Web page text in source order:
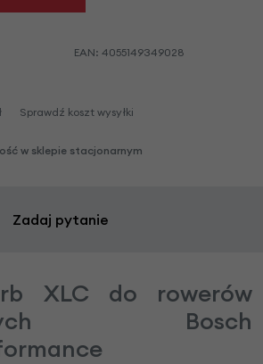
EAN: 4055149349028
Sprawdź koszt wysyłki
w sklepie stacjonarnym
Zadaj pytanie
XLC do rowerów
Bosch